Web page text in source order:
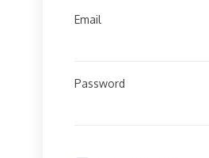
Email
Password